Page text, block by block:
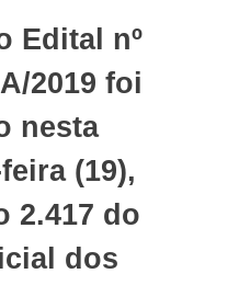
Edital nº
2019 foi
nesta
(19),
2.417 do
dos